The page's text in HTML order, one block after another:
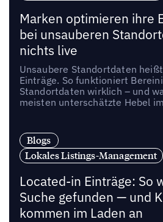
Marken optimieren ihre
bei unsauberen
nichts live
Unsaubere Standortdaten
Einträge. So funktioniert
Standortdaten wirklich – und
meisten unterschätzte Hebel
Blogs
Lokales Listings-Management
Located-in Einträge: So
Suche gefunden — und
kommen im Laden an